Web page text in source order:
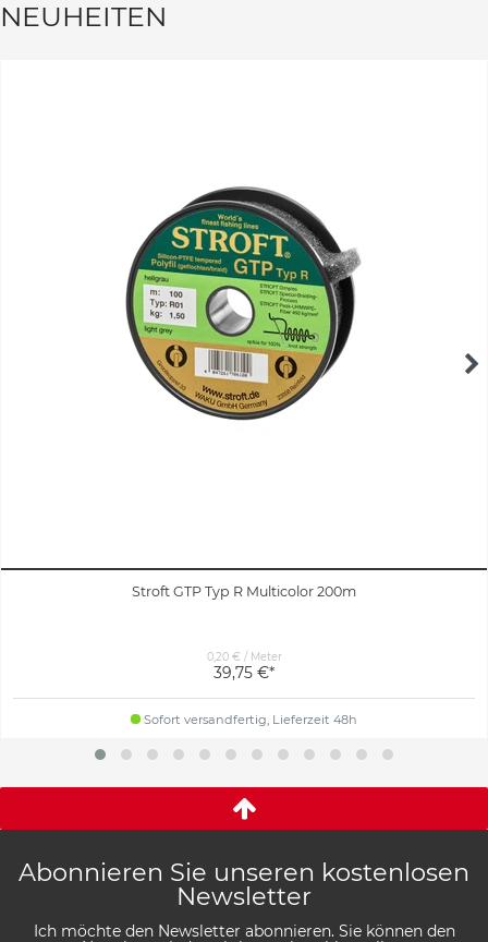
NEUHEITEN
Stroft GTP Typ R Multicolor 200m
0,20 € / Meter
39,75 €*
Sofort versandfertig, Lieferzeit 48h
Abonnieren Sie unseren kostenlosen
Newsletter
Ich möchte den Newsletter abonnieren. Sie können den